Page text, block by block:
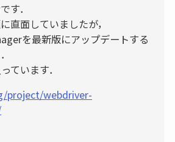
す．
直面していましたが，
を最新版にアップデートする
ています．
project/webdriver-